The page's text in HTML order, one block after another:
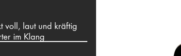
voll, laut und kräftig
im Klang